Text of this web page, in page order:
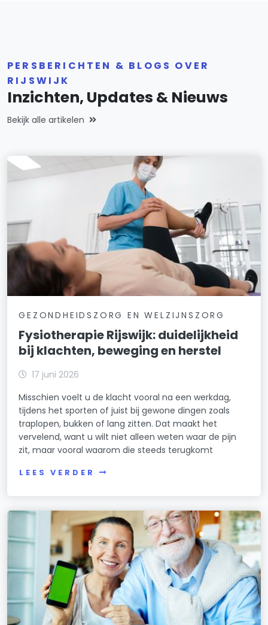
PERSBERICHTEN & BLOGS OVER
RIJSWIJK
Inzichten, Updates & Nieuws
Bekijk alle artikelen
GEZONDHEIDSZORG EN WELZIJNSZORG
Fysiotherapie Rijswijk: duidelijkheid
bij klachten, beweging en herstel
17 juni 2026
Misschien voelt u de klacht vooral na een werkdag,
tijdens het sporten of juist bij gewone dingen zoals
traplopen, bukken of lang zitten. Dat maakt het
vervelend, want u wilt niet alleen weten waar de pijn
zit, maar vooral waarom die steeds terugkomt
LEES VERDER